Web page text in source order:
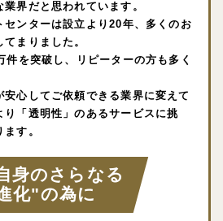
界だと思われています。
センターは設立より20年、多くのお
まりました。
件を突破し、リピーターの方も多く
心してご依頼できる業界に変えて
り「透明性」のあるサービスに挑
す。
身のさらなる
化"の為に